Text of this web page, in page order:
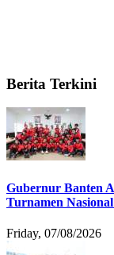
Berita Terkini
Gubernur Banten
Turnamen
Friday, 07/08/2026